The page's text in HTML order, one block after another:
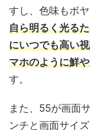
すし、色味もボ
自ら明るく光る
にいつでも高い
マホのように鮮
す。
また、55が画面
ンチと画面サイ